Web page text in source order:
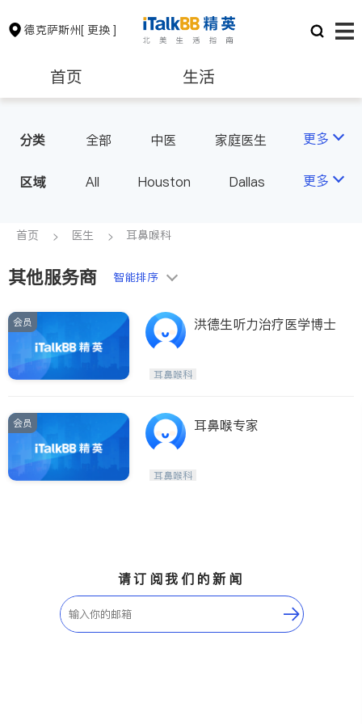
德克萨斯州[ 更换 ]
首页 生活
保险理财 房地产租售
银行贷款
建筑装修
非盈利组织
分类 全部 中医
家庭医生
眼科
妇科
儿科
心脏科
足科
肠胃肝脏科
呼吸科
医生-其它
内分泌科
骨科
更多
区域 All Houston
Dallas
TX - Other Cities
更多
首页 医生 耳鼻喉科
其他服务商 智能排序
会员 洪德生听力治疗医学博士
耳鼻喉科
会员 耳鼻喉专家
耳鼻喉科
请订阅我们的新闻